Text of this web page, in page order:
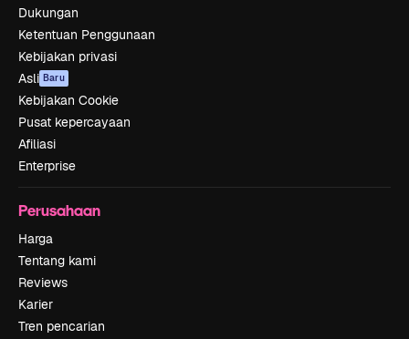
Dukungan
Ketentuan Penggunaan
Kebijakan privasi
Asli Baru
Kebijakan Cookie
Pusat kepercayaan
Afiliasi
Enterprise
Perusahaan
Harga
Tentang kami
Reviews
Karier
Tren pencarian